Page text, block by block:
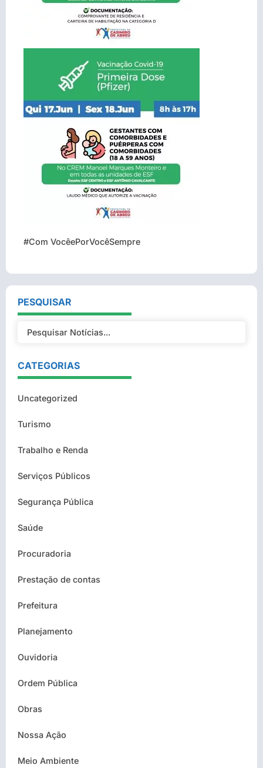
#Com VocêePorVocêSempre
PESQUISAR
CATEGORIAS
Uncategorized
Turismo
Trabalho e Renda
Serviços Públicos
Segurança Pública
Saúde
Procuradoria
Prestação de contas
Prefeitura
Planejamento
Ouvidoria
Ordem Pública
Obras
Nossa Ação
Meio Ambiente